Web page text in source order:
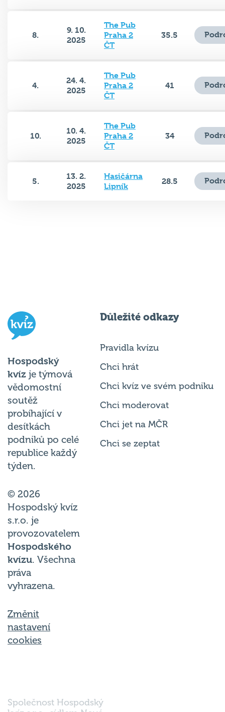
8.
9. 10.
2025
The Pub
Praha 2
ČT
35.5
4.
24. 4.
2025
The Pub
Praha 2
ČT
41
10.
10. 4.
2025
The Pub
Praha 2
ČT
34
5.
13. 2.
2025
Hasičárna
Lipník
28.5
Hospodský
kvíz je týmová
vědomostní
soutěž
probíhající v
desítkách
podniků po celé
republice každý
týden.
© 2026
Hospodský kvíz
s.r.o. je
provozovatelem
Hospodského
kvízu. Všechna
práva
vyhrazena.
Změnit
nastavení
cookies
Důležité odkazy
Pravidla kvízu
Chci hrát
Chci kvíz ve svém podniku
Chci moderovat
Chci jet na MČR
Chci se zeptat
Společnost Hospodský